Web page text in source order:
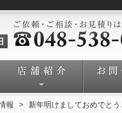
報 新年明けましておめでとう